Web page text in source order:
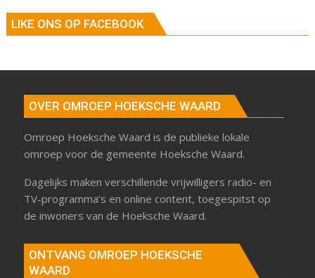
LIKE ONS OP FACEBOOK
OVER OMROEP HOEKSCHE WAARD
Omroep Hoeksche Waard is de publieke lokale
omroep voor de gemeente Hoeksche Waard.
Dagelijks maken verschillende vrijwilligers radio- en
TV-programma’s en online content, toegespitst op
de inwoners van de Hoeksche Waard.
ONTVANG OMROEP HOEKSCHE
WAARD